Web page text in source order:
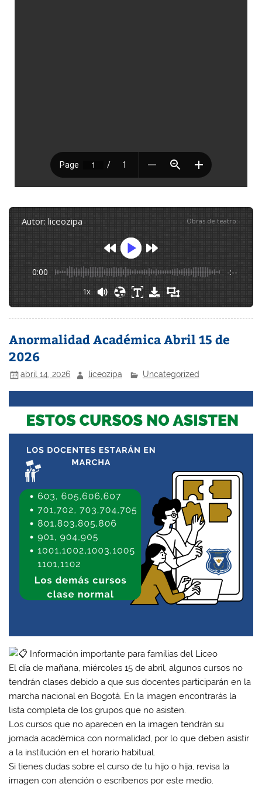
autor: liceozipa Obras de teatro:-
0:00 -:--
1x
Anormalidad Académica Abril 15 de
2026
abril 14, 2026 liceozipa Uncategorized
Información importante para familias del Liceo
El día de mañana, miércoles 15 de abril, algunos cursos no
tendrán clases debido a que sus docentes participarán en la
marcha nacional en Bogotá. En la imagen encontrarás la
lista completa de los grupos que no asisten.
Los cursos que no aparecen en la imagen tendrán su
jornada académica con normalidad, por lo que deben asistir
a la institución en el horario habitual.
Si tienes dudas sobre el curso de tu hijo o hija, revisa la
imagen con atención o escríbenos por este medio.